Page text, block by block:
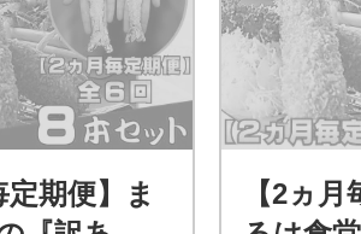
定期便】ま
【2ヵ